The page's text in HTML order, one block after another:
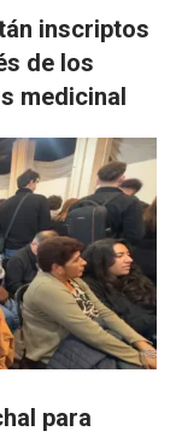
inscriptos
de los
medicinal
para